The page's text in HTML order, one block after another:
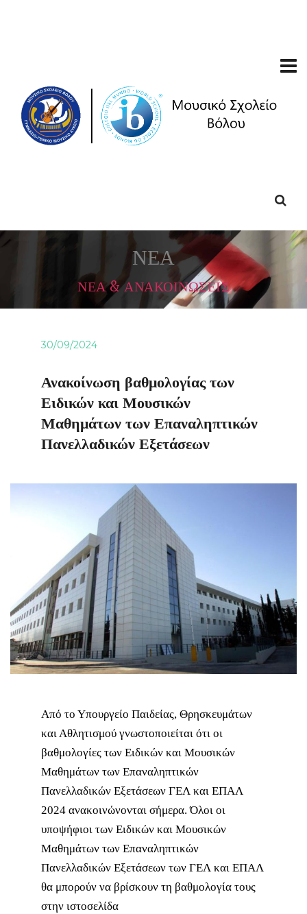
ΝΕΑ
ΝΕΑ & ΑΝΑΚΟΙΝΩΣΕΙΣ
30/09/2024
Ανακοίνωση βαθμολογίας των
Ειδικών και Μουσικών
Μαθημάτων των Επαναληπτικών
Πανελλαδικών Εξετάσεων
Από το Υπουργείο Παιδείας, Θρησκευμάτων
και Αθλητισμού γνωστοποιείται ότι οι
βαθμολογίες των Ειδικών και Μουσικών
Μαθημάτων των Επαναληπτικών
Πανελλαδικών Εξετάσεων ΓΕΛ και ΕΠΑΛ
2024 ανακοινώνονται σήμερα. Όλοι οι
υποψήφιοι των Ειδικών και Μουσικών
Μαθημάτων των Επαναληπτικών
Πανελλαδικών Εξετάσεων των ΓΕΛ και ΕΠΑΛ
θα μπορούν να βρίσκουν τη βαθμολογία τους
στην ιστοσελίδα